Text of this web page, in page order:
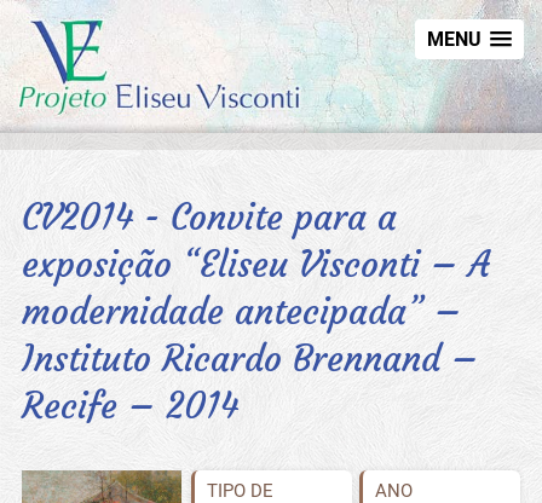
MENU
CV2014 - Convite para a
exposição “Eliseu Visconti – A
modernidade antecipada” –
Instituto Ricardo Brennand –
Recife – 2014
TIPO DE
ANO